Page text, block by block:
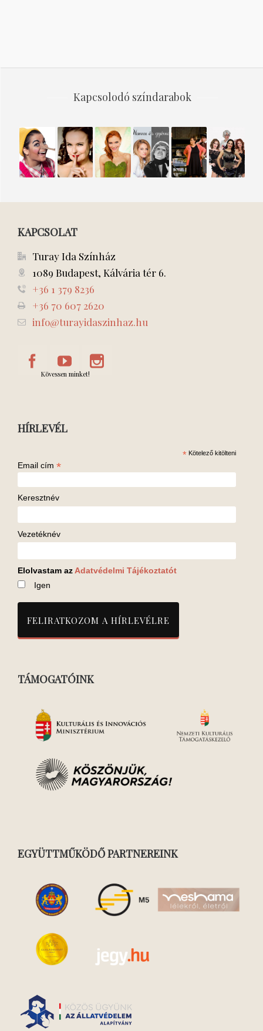
Kapcsolodó színdarabok
PINOKKIÓHAZUDNI
TUDNI
KELL!
CSINGILING
HAMU
ÉS
GYÉMÁNT
VÉRTESTVÉREK
A
FÉRFIAK
A
KAPCSOLAT
Turay Ida Színház
1089 Budapest, Kálvária tér 6.
+36 1 379 8236
+36 70 607 2620
info@turayidaszinhaz.hu
Kövessen minket!
HÍRLEVÉL
* Kötelező kitölteni
Email cím *
Keresztnév
Vezetéknév
Elolvastam azAdatvédelmi Tájékoztatót
Igen
TÁMOGATÓINK
EGYÜTTMŰKÖDŐ PARTNEREINK